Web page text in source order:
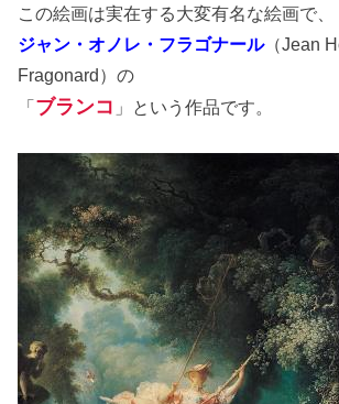
この絵画は実在する大変有名な絵画で、
ジャン・オノレ・フラゴナール（Jean
Fragonard）の
「ブランコ 」という作品です。